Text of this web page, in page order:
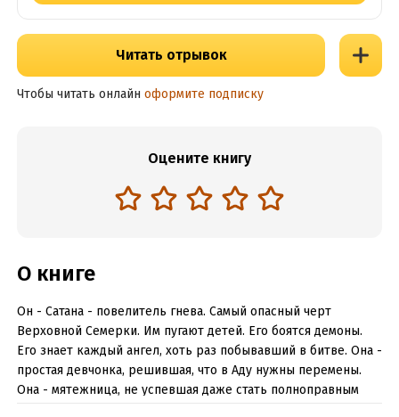
Читать отрывок
Чтобы читать онлайн оформите подписку
Оцените книгу
О книге
Он - Сатана - повелитель гнева. Самый опасный черт
Верховной Семерки. Им пугают детей. Его боятся демоны.
Его знает каждый ангел, хоть раз побывавший в битве. Она -
простая девчонка, решившая, что в Аду нужны перемены.
Она - мятежница, не успевшая даже стать полноправным